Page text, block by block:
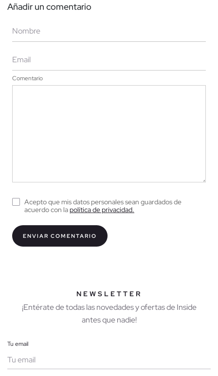
Añadir un comentario
Comentario
Acepto que mis datos personales sean guardados de
acuerdo con lapolítica de privacidad.
NEWSLETTER
¡Entérate de todas las novedades y ofertas de Inside
antes que nadie!
Tu email